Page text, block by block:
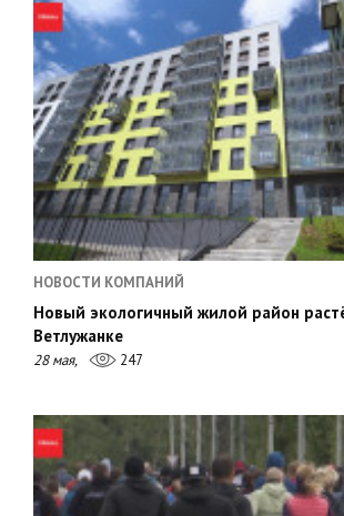
НОВОСТИ КОМПАНИЙ
Новый экологичный жилой район
Ветлужанке
28 мая, 247